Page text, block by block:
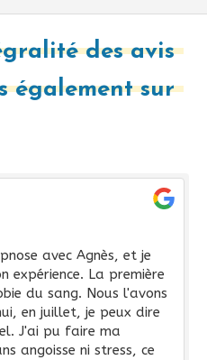
des avis
également sur
avec Agnès, et je
expérience. La première
du sang. Nous l'avons
en juillet, je peux dire
J'ai pu faire ma
angoisse ni stress, ce